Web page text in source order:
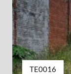
TE0016